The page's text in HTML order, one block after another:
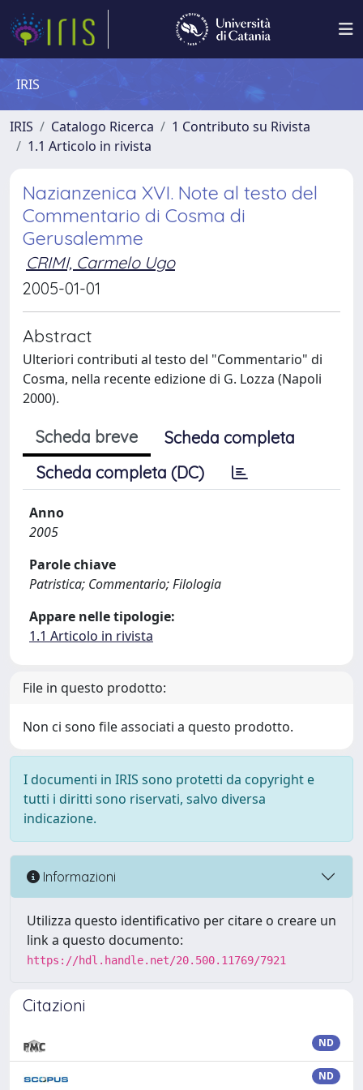
IRIS
IRIS Catalogo Ricerca
1 Contributo su Rivista
1.1 Articolo in rivista
Nazianzenica XVI. Note al testo del
Commentario di Cosma di
Gerusalemme
CRIMI, Carmelo Ugo
2005-01-01
Abstract
Ulteriori contributi al testo del "Commentario" di
Cosma, nella recente edizione di G. Lozza (Napoli
2000).
Scheda breve
Scheda completa
Scheda completa (DC)
Anno
2005
Parole chiave
Patristica; Commentario; Filologia
Appare nelle tipologie:
1.1 Articolo in rivista
File in questo prodotto:
Non ci sono file associati a questo prodotto.
I documenti in IRIS sono protetti da copyright e
tutti i diritti sono riservati, salvo diversa
indicazione.
Informazioni
Utilizza questo identificativo per citare o creare un
link a questo documento:
https://hdl.handle.net/20.500.11769/7921
Citazioni
ND
ND